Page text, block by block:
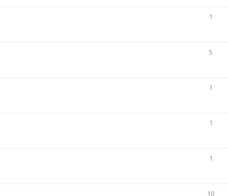
1
5
1
1
1
10